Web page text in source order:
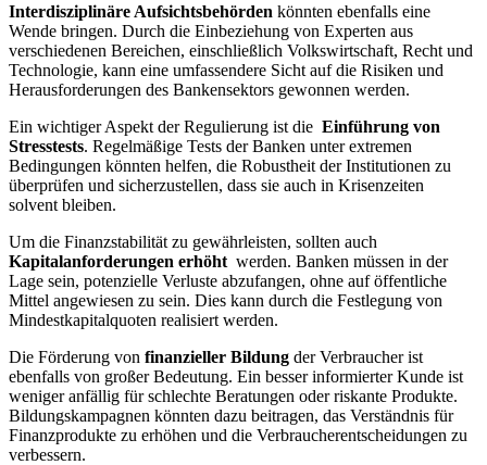
Interdisziplinäre Aufsichtsbehörden könnten ebenfalls eine
Wende bringen. Durch die Einbeziehung von Experten aus
verschiedenen Bereichen, einschließlich Volkswirtschaft,​ Recht und
Technologie, kann ‍eine umfassendere Sicht auf die Risiken und
Herausforderungen des Bankensektors gewonnen werden.
Ein ‍wichtiger ‍Aspekt⁣ der Regulierung ist die ‌ Einführung von⁤
Stresstests. Regelmäßige Tests der Banken⁣ unter extremen‍
Bedingungen könnten helfen, die Robustheit der Institutionen zu
‍überprüfen und sicherzustellen, dass sie auch in Krisenzeiten
solvent bleiben.
Um die Finanzstabilität zu gewährleisten,‍ sollten auch
Kapitalanforderungen erhöht ‌ werden. Banken müssen in der
Lage sein, potenzielle Verluste abzufangen, ohne auf öffentliche
Mittel angewiesen⁢ zu sein. Dies kann durch die ‍Festlegung von
‍Mindestkapitalquoten⁤ realisiert werden.
Die Förderung von⁣ finanzieller Bildung der Verbraucher ist‌
ebenfalls ⁢von großer Bedeutung. ⁢Ein besser informierter Kunde ist
weniger anfällig ‌für schlechte Beratungen oder riskante Produkte.
Bildungskampagnen könnten dazu beitragen, das Verständnis für
‌Finanzprodukte zu erhöhen ​und die Verbraucherentscheidungen zu
verbessern.